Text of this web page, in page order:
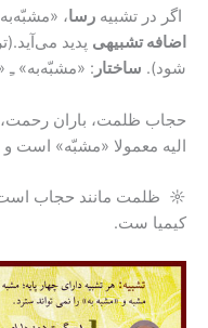
اگر در تشبیه رسا،
اضافه تشبیهی پدید
شود). ساختار : «مشبّه‌به» ﹻ
حجاب ظلمت، باران
الیه معمولا «مشبّه» است
☼ ظلمت مانند حجاب است.
کیمیا ست.